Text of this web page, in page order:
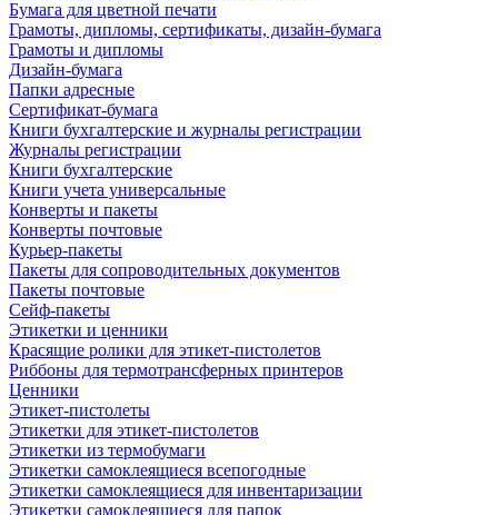
Бумага для цветной печати
Грамоты, дипломы, сертификаты, дизайн-бумага
Грамоты и дипломы
Дизайн-бумага
Папки адресные
Сертификат-бумага
Книги бухгалтерские и журналы регистрации
Журналы регистрации
Книги бухгалтерские
Книги учета универсальные
Конверты и пакеты
Конверты почтовые
Курьер-пакеты
Пакеты для сопроводительных документов
Пакеты почтовые
Сейф-пакеты
Этикетки и ценники
Красящие ролики для этикет-пистолетов
Риббоны для термотрансферных принтеров
Ценники
Этикет-пистолеты
Этикетки для этикет-пистолетов
Этикетки из термобумаги
Этикетки самоклеящиеся всепогодные
Этикетки самоклеящиеся для инвентаризации
Этикетки самоклеящиеся для папок